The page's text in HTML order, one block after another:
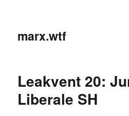
marx.wtf
Leakvent 20:
Liberale SH